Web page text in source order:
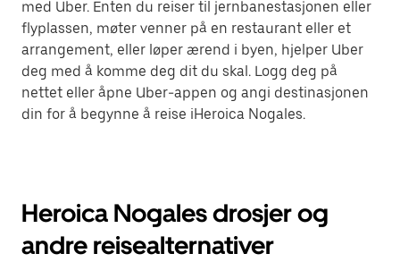
med Uber. Enten du reiser til jernbanestasjonen eller
flyplassen, møter venner på en restaurant eller et
arrangement, eller løper ærend i byen, hjelper Uber
deg med å komme deg dit du skal. Logg deg på
nettet eller åpne Uber-appen og angi destinasjonen
din for å begynne å reise iHeroica Nogales.
Heroica Nogales drosjer og
andre reisealternativer